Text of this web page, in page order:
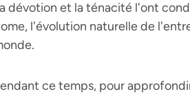
dévotion et la ténacité l'ont
l'évolution naturelle de
ce temps, pour